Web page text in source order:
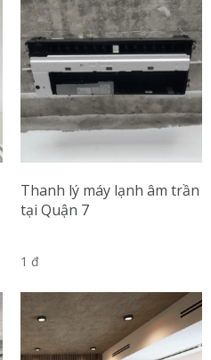
Thanh lý máy lạnh âm trần
tại Quận 7
1 đ